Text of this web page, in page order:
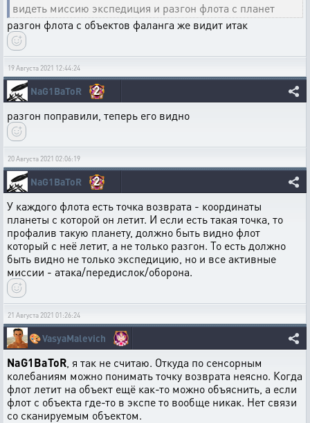
видеть миссию экспедиция и разгон флота с планет
разгон флота с объектов фаланга же видит итак
19 Августа 2021 12:44:24
NaG1BaToR 2
разгон поправили, теперь его видно
20 Августа 2021 02:06:19
NaG1BaToR 2
У каждого флота есть точка возврата - координаты
планеты с которой он летит. И если есть такая точка, то
профалив такую планету, должно быть видно флот
который с неё летит, а не только разгон. То есть должно
быть видно не только экспедицию, но и все активные
миссии - атака/передислок/оборона.
21 Августа 2021 01:26:24
🎨VasyaMalevich
NaG1BaToR , я так не считаю. Откуда по сенсорным
колебаниям можно понимать точку возврата неясно. Когда
флот летит на объект ещё как-то можно объяснить, а если
флот с объекта где-то в экспе то вообще никак. Нет связи
со сканируемым объектом.